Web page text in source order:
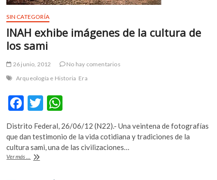
SIN CATEGORÍA
INAH exhibe imágenes de la cultura de
los sami
26 junio, 2012
No hay comentarios
Arqueología e Historia Era
F
ac
e
b
o
T
w
itt
er
h
at
s
Distrito Federal, 26/06/12 (N22).- Una veintena de fotografías
que dan testimonio de la vida cotidiana y tradiciones de la
cultura sami, una de las civilizaciones…
Ver más ... INAH